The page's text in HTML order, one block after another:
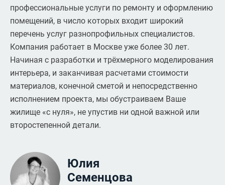
профессиональные услуги по ремонту и оформлению
помещений, в число которых входит широкий
перечень услуг разнопрофильных специалистов.
Компания работает в Москве уже более 30 лет.
Начиная с разработки и трёхмерного моделирования
интерьера, и заканчивая расчетами стоимости
материалов, конечной сметой и непосредственно
исполнением проекта, мы обустраиваем Ваше
жилище «с нуля», не упустив ни одной важной или
второстепенной детали.
Юлия
Семенцова